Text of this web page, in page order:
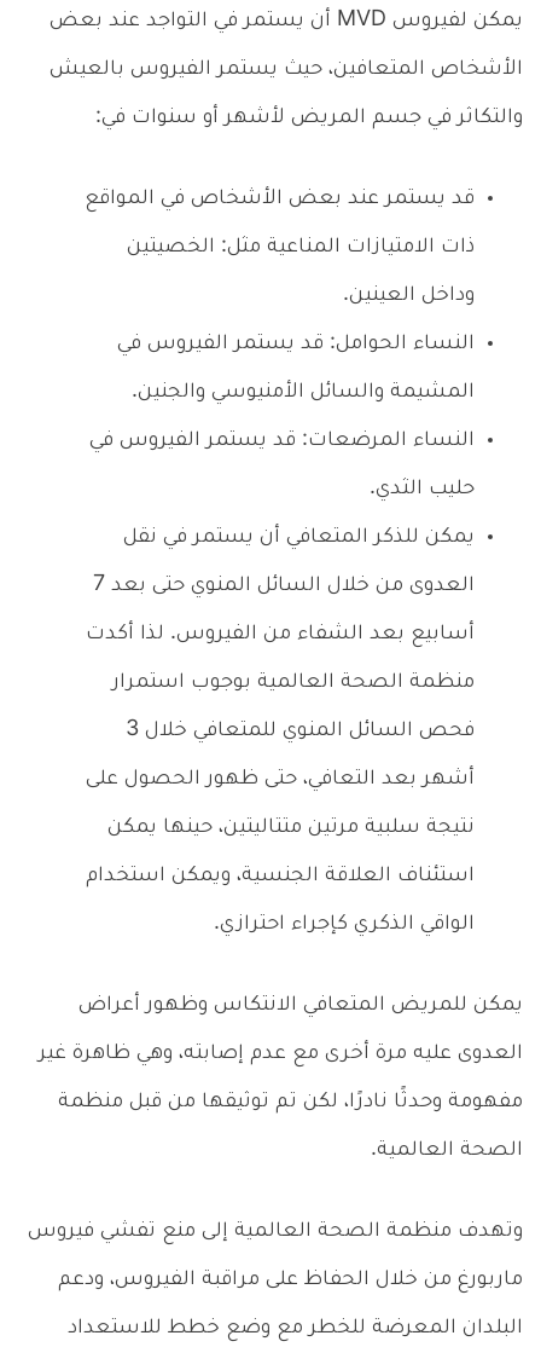
يمكن لفيروس MVD أن يستمر في التواجد عند بعض
الأشخاص المتعافين، حيث يستمر الفيروس بالعيش
والتكاثر في جسم المريض لأشهر أو سنوات في:
قد يستمر عند بعض الأشخاص في المواقع
ذات الامتيازات المناعية مثل: الخصيتين
وداخل العينين.
النساء الحوامل: قد يستمر الفيروس في
المشيمة والسائل الأمنيوسي والجنين.
النساء المرضعات: قد يستمر الفيروس في
حليب الثدي.
يمكن للذكر المتعافي أن يستمر في نقل
العدوى من خلال السائل المنوي حتى بعد 7
أسابيع بعد الشفاء من الفيروس. لذا أكدت
منظمة الصحة العالمية بوجوب استمرار
فحص السائل المنوي للمتعافي خلال 3
أشهر بعد التعافي، حتى ظهور الحصول على
نتيجة سلبية مرتين متتاليتين، حينها يمكن
استئناف العلاقة الجنسية، ويمكن استخدام
الواقي الذكري كإجراء احترازي.
يمكن للمريض المتعافي الانتكاس وظهور أعراض
العدوى عليه مرة أخرى مع عدم إصابته، وهي ظاهرة غير
مفهومة وحدثًا نادرًا، لكن تم توثيقها من قبل منظمة
الصحة العالمية.
وتهدف منظمة الصحة العالمية إلى منع تفشي فيروس
ماربورغ من خلال الحفاظ على مراقبة الفيروس، ودعم
البلدان المعرضة للخطر مع وضع خطط للاستعداد